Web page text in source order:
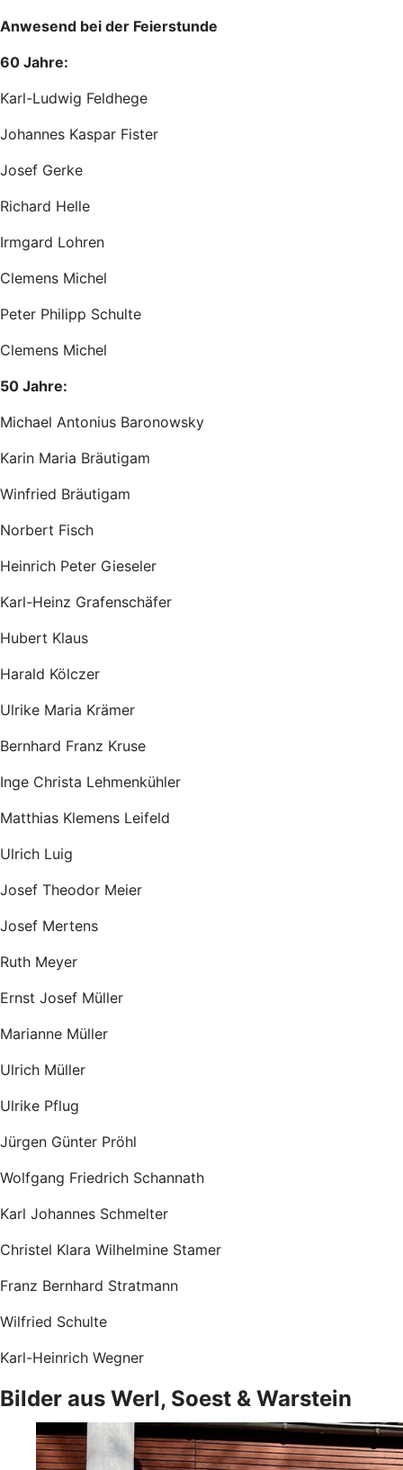
Anwesend bei der Feierstunde
60 Jahre:
Karl-Ludwig Feldhege
Johannes Kaspar Fister
Josef Gerke
Richard Helle
Irmgard Lohren
Clemens Michel
Peter Philipp Schulte
Clemens Michel
50 Jahre:
Michael Antonius Baronowsky
Karin Maria Bräutigam
Winfried Bräutigam
Norbert Fisch
Heinrich Peter Gieseler
Karl-Heinz Grafenschäfer
Hubert Klaus
Harald Kölczer
Ulrike Maria Krämer
Bernhard Franz Kruse
Inge Christa Lehmenkühler
Matthias Klemens Leifeld
Ulrich Luig
Josef Theodor Meier
Josef Mertens
Ruth Meyer
Ernst Josef Müller
Marianne Müller
Ulrich Müller
Ulrike Pflug
Jürgen Günter Pröhl
Wolfgang Friedrich Schannath
Karl Johannes Schmelter
Christel Klara Wilhelmine Stamer
Franz Bernhard Stratmann
Wilfried Schulte
Karl-Heinrich Wegner
Bilder aus Werl, Soest & Warstein